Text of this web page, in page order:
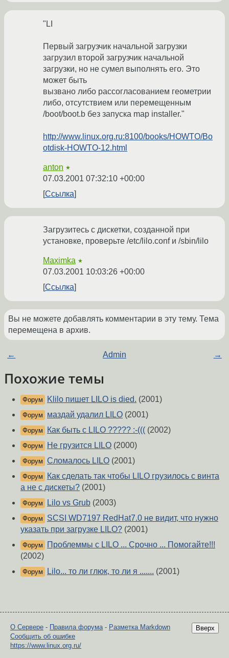
"LI
Первый загрузчик начальной загрузки
загрузил второй загрузчик начальной
загрузки, но не сумел выполнять его. Это
может быть
вызвано либо рассогласованием геометрии
либо, отсутствием или перемещенным
/boot/boot.b без запуска map installer."
http://www.linux.org.ru:8100/books/HOWTO/Bo
otdisk-HOWTO-12.html
anton ★
07.03.2001 07:32:10 +00:00
Ссылка
Загрузитесь с дискетки, созданной при
установке, проверьте /etc/lilo.conf и /sbin/lilo
Maximka ★
07.03.2001 10:03:26 +00:00
Ссылка
Вы не можете добавлять комментарии в эту тему. Тема
перемещена в архив.
← Admin →
Похожие темы
Форум Klilo пишет LILO is died. (2001)
Форум маздай удалил LILO (2001)
Форум Как быть c LILO ????? :-((( (2002)
Форум Не грузится LILO (2000)
Форум Сломалось LILO (2001)
Форум
Как сделать так чтобы LILO грузилось с винта
а не с дискеты? (2001)
Форум Lilo vs Grub (2003)
Форум
SCSI WD7197 RedHat7.0 не видит, что нужно
указать при загрузке LILO? (2001)
Форум
Проблеммы с LILO ... Срочно ... Помогайте!!!
(2002)
Форум Lilo... то ли глюк, то ли я ....... (2001)
Вверх
О Сервере - Правила форума- Разметка Markdown
Сообщить об ошибке
https://www.linux.org.ru/